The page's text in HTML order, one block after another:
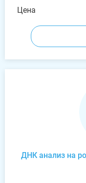
Цена
ДНК анализ на